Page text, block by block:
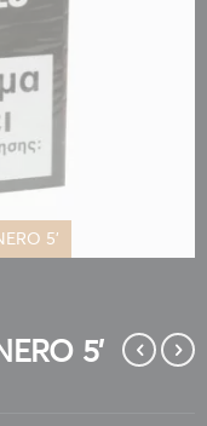
5'
5'